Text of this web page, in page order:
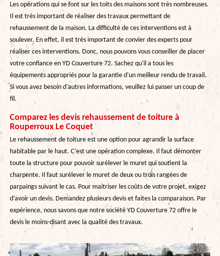
Les opérations qui se font sur les toits des maisons sont très nombreuses.
Il est très important de réaliser des travaux permettant de
rehaussement de la maison. La difficulté de ces interventions est à
soulever. En effet, il est très important de convier des experts pour
réaliser ces interventions. Donc, nous pouvons vous conseiller de placer
votre confiance en YD Couverture 72. Sachez qu'il a tous les
équipements appropriés pour la garantie d'un meilleur rendu de travail.
Si vous avez besoin d'autres informations, veuillez lui passer un coup de
fil.
Comparez les devis rehaussement de toiture à
Rouperroux Le Coquet
Le rehaussement de toiture est une option pour agrandir la surface
habitable par le haut. C’est une opération complexe. Il faut démonter
toute la structure pour pouvoir surélever le muret qui soutient la
charpente. Il faut surélever le muret de deux ou trois rangées de
parpaings suivant le cas. Pour maitriser les coûts de votre projet, exigez
d’avoir un devis. Demandez plusieurs devis et faites la comparaison. Par
expérience, nous savons que notre société YD Couverture 72 offre le
devis le moins-disant avec la qualité des travaux.